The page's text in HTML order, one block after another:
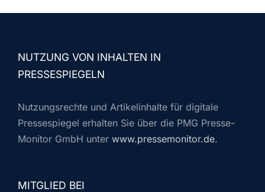
NUTZUNG VON INHALTEN IN
PRESSESPIEGELN
Nutzungsrechte und Artikelinhalte für digitale
Pressespiegel erhalten Sie über die PMG Presse-
Monitor GmbH unter www.pressemonitor.de.
MITGLIED BEI